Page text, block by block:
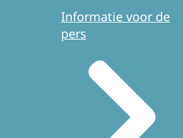
Informatie voor de
pers